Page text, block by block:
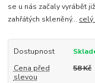
se u nás začaly vyrábět
zahřátých skleněný...
Dostupnost
Cena před
slevou
58 Kč